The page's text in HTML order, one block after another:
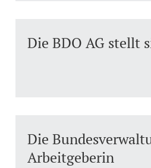
Lernen & Lehren
Sprachenzentrum
Universitätsbibliothek Basel
Die BDO AG stellt
Die
Arbeitgeberin